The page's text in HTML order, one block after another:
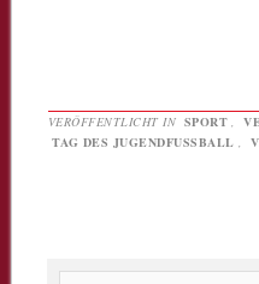
VERÖFFENTLICHT IN SPORT ,
TAG DES JUGENDFUSSBALL
,